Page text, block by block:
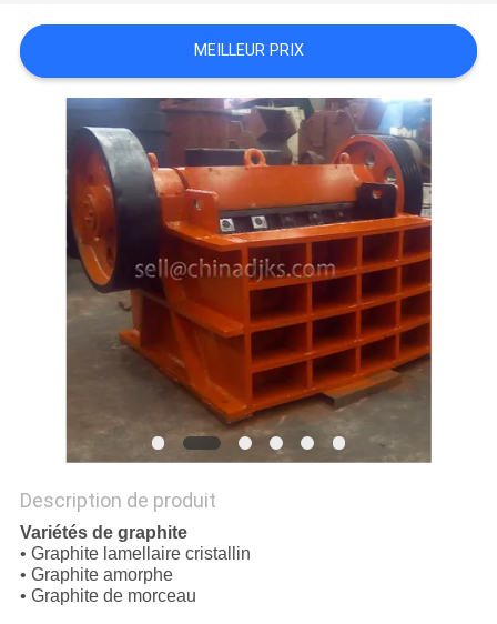
PLAN
DU
POLITIQUE
CONFIDENTIALITÉ
MEILLEUR PRIX
Description de produit
Variétés de graphite
• Graphite lamellaire cristallin
• Graphite amorphe
• Graphite de morceau